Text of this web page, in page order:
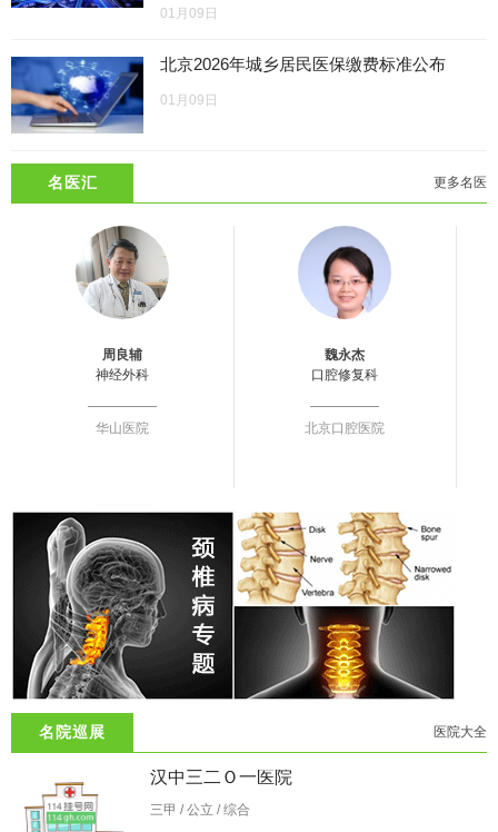
01月09日
北京2026年城乡居民医保缴费标准公布
01月09日
名医汇 更多名医
周良辅
神经外科
华山医院
魏永杰
口腔修复科
北京口腔医院
名院巡展 医院大全
汉中三二Ｏ一医院
三甲 / 公立 / 综合